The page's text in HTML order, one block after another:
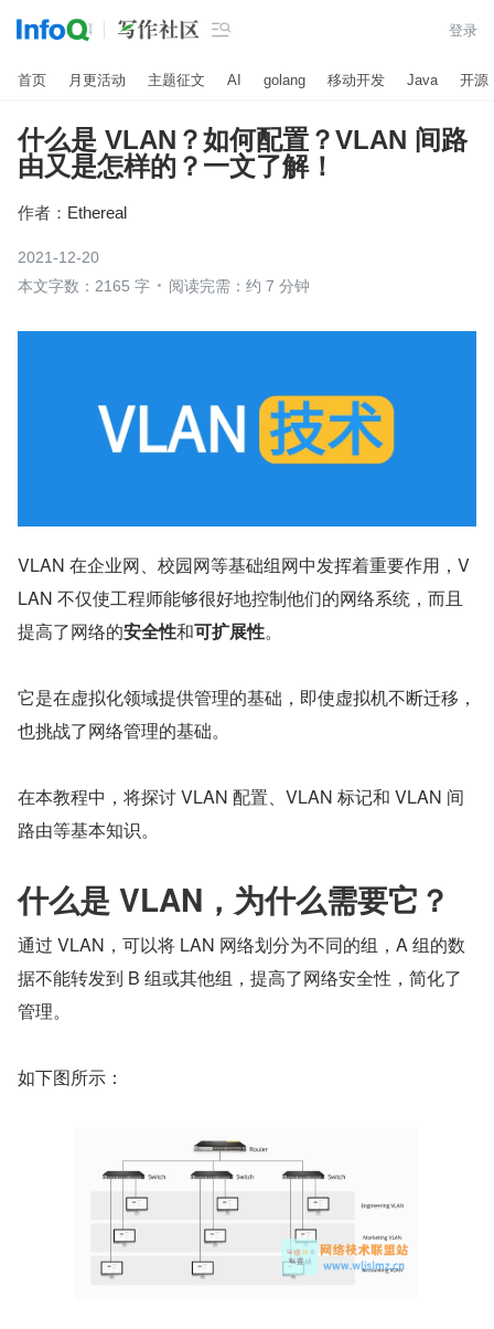
 登录
首页 月更活动 主题征文 AI golang 移动开发 Java 开源
什么是 VLAN？如何配置？VLAN 间路
由又是怎样的？一文了解！
作者： Ethereal
2021-12-20
本文字数：2165 字
阅读完需：约 7 分钟
VLAN 在企业网、校园网等基础组网中发挥着重要作用，V
LAN 不仅使工程师能够很好地控制他们的网络系统，而且
提高了网络的安全性和可扩展性。
它是在虚拟化领域提供管理的基础，即使虚拟机不断迁移，
也挑战了网络管理的基础。
在本教程中，将探讨 VLAN 配置、VLAN 标记和 VLAN 间
路由等基本知识。
什么是 VLAN，为什么需要它？
通过 VLAN，可以将 LAN 网络划分为不同的组，A 组的数
据不能转发到 B 组或其他组，提高了网络安全性，简化了
管理。
如下图所示：